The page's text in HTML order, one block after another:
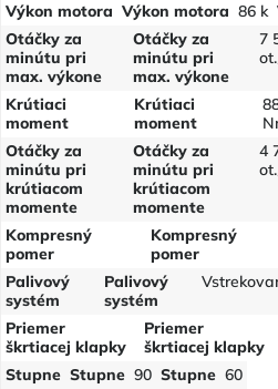
Výkon motora Výkon motora 86 k
Otáčky za
minútu pri
max. výkone
Otáčky za
minútu pri
max. výkone
7
Krútiaci
moment
Krútiaci
moment
Otáčky za
minútu pri
krútiacom
momente
Otáčky za
minútu pri
krútiacom
momente
4
Kompresný
pomer
Kompresný
pomer
Palivový
systém
Palivový
systém
Priemer
škrtiacej klapky
Priemer
škrtiacej klapky
Stupne Stupne 90 Stupne 60